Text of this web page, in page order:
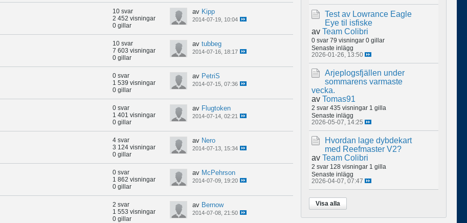
10 svar
2 452 visningar
0 gillar
av Kipp
2014-07-19, 10:04
10 svar
7 603 visningar
0 gillar
av tubbeg
2014-07-16, 18:17
0 svar
1 539 visningar
0 gillar
av PetriS
2014-07-15, 07:36
0 svar
1 401 visningar
0 gillar
av Flugtoken
2014-07-14, 02:21
4 svar
3 124 visningar
0 gillar
av Nero
2014-07-13, 15:34
0 svar
1 862 visningar
0 gillar
av McPehrson
2014-07-09, 19:20
2 svar
1 553 visningar
0 gillar
av Bernow
2014-07-08, 21:50
Test av Lowrance Eagle
Eye til isfiske
av Team Colibri
0 svar 79 visningar 0 gillar
Senaste inlägg
2026-01-26, 13:50
Arjeplogsfjällen under
sommarens varmaste
vecka.
av Tomas91
2 svar 435 visningar 1 gilla
Senaste inlägg
2026-05-07, 14:25
Hvordan lage dybdekart
med Reefmaster V2?
av Team Colibri
2 svar 128 visningar 1 gilla
Senaste inlägg
2026-04-07, 07:47
Visa alla